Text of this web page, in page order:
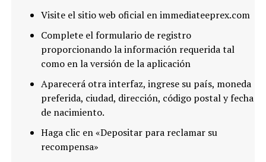
Visite el sitio web oficial en immediateeprex.com
Complete el formulario de registro
proporcionando la información requerida tal
como en la versión de la aplicación
Aparecerá otra interfaz, ingrese su país, moneda
preferida, ciudad, dirección, código postal y fecha
de nacimiento.
Haga clic en «Depositar para reclamar su
recompensa»